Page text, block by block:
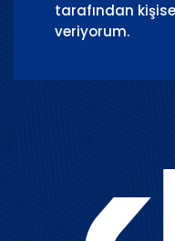
tarafından
veriyorum.